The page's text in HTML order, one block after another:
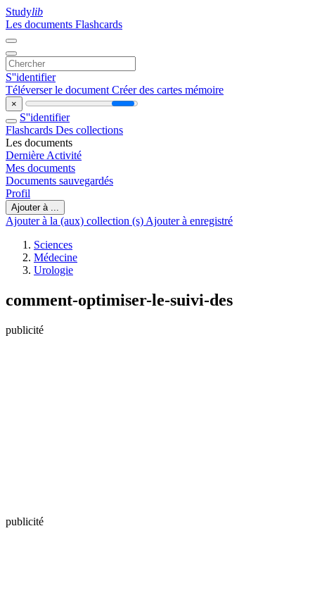
Studylib
Les documents Flashcards
S''identifier
Téléverser le document Créer des cartes mémoire
×
S''identifier
Flashcards Des collections
Les documents
Dernière Activité
Mes documents
Documents sauvegardés
Profil
Ajouter à ...
Ajouter à la (aux) collection (s) Ajouter à enregistré
Sciences
Médecine
Urologie
comment-optimiser-le-suivi-des
publicité
publicité